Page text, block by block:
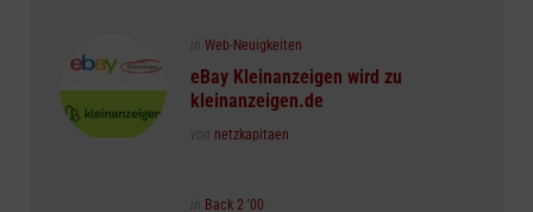
Posted
in Web-Neuigkeiten
eBay Kleinanzeigen wird zu
kleinanzeigen.de
Posted
von netzkapitaen
Posted
in Back 2 '00